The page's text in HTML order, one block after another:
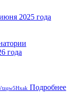
2025 года
года
Подробнее